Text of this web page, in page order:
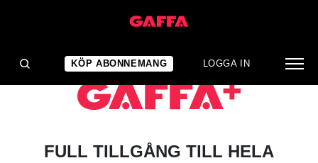
KÖP ABONNEMANG LOGGA IN
FULL TILLGÅNG TILL HELA